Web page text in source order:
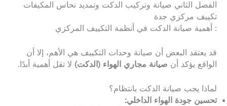
الفصل الثاني صيانة وتركيب الدكت وتمديد نحاس المكيفات
تكييف مركزي جدة
: أهمية صيانة الدكت في أنظمة التكييف المركزي
قد يعتقد البعض أن صيانة وحدات التكييف هي الأهم، إلا أن
الواقع يؤكد أن صيانة مجاري الهواء (الدكت) لا تقل أهمية أبدًا.
لماذا يجب صيانة الدكت بانتظام؟
تحسين جودة الهواء الداخلي: